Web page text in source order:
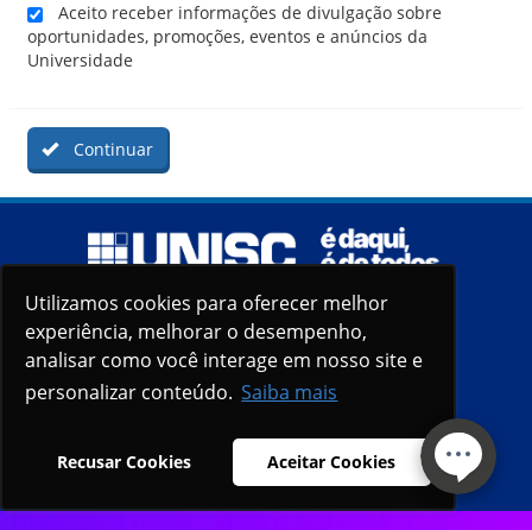
Utilizamos cookies para oferecer melhor
experiência, melhorar o desempenho,
analisar como você interage em nosso site e
personalizar conteúdo. Saiba mais
Recusar Cookies Aceitar Cookies
Utilizamos cookies para oferecer melhor
experiência, melhorar o desempenho,
analisar como você interage em nosso site e
personalizar conteúdo. Saiba mais
Recusar Cookies Aceitar Cookies
Aceito receber informações de divulgação sobre
oportunidades, promoções, eventos e anúncios da
Universidade
Continuar